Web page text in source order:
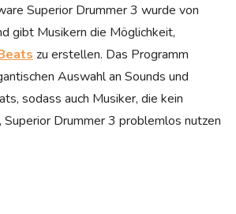
Superior Drummer 3 wurde von
gibt Musikern die Möglichkeit,
zu erstellen. Das Programm
Auswahl an Sounds und
sodass auch Musiker, die kein
Superior Drummer 3 problemlos nutzen